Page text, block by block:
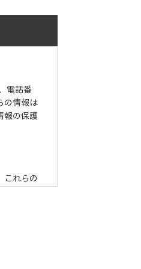
電話番
の情報は
報の保護
これらの